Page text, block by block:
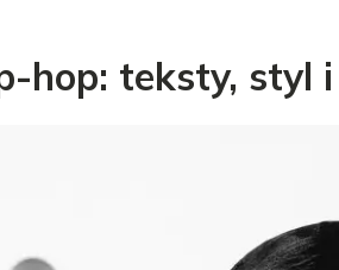
hop: teksty, styl